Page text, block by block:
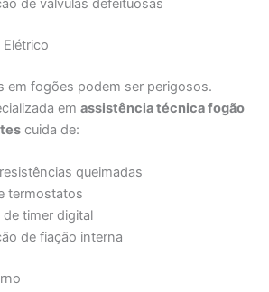
de válvulas defeituosas
em fogões podem ser perigosos.
emassistência técnica fogão
cuida de:
queimadas
termostatos
timer digital
de fiação interna